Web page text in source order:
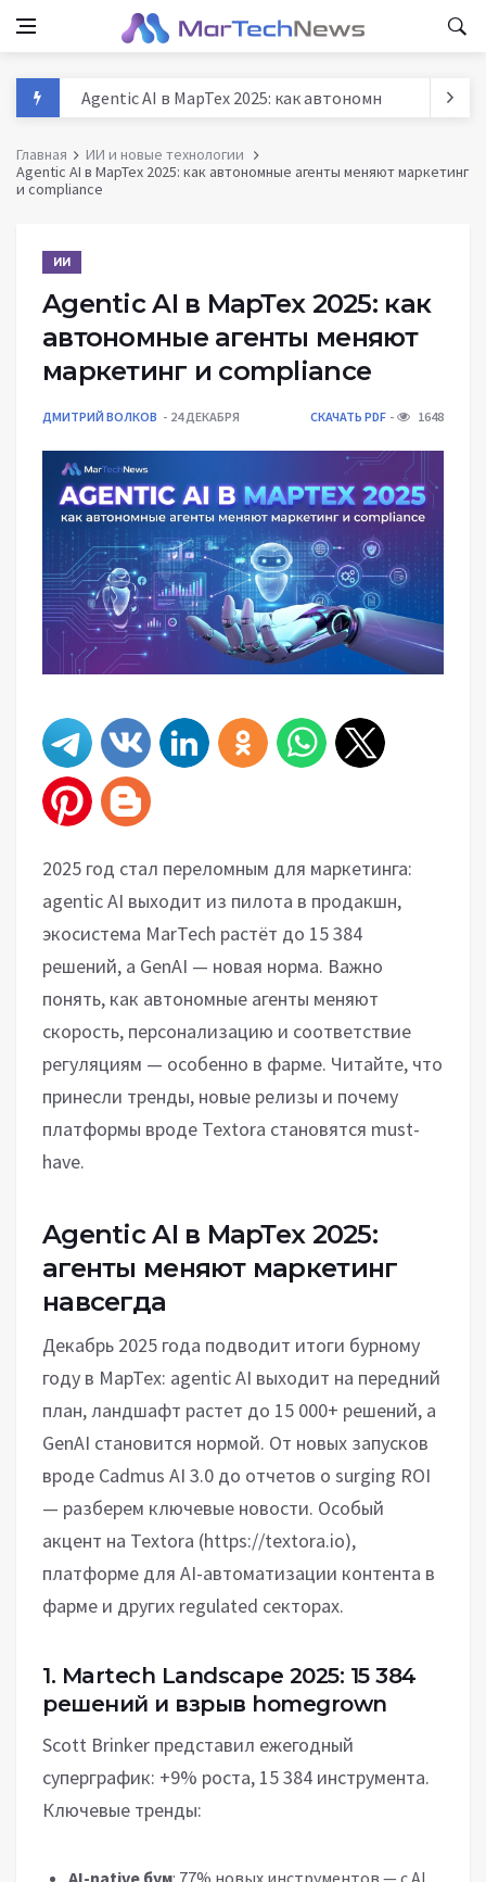
Agentic AI в МарТех 2025: как автономные агенты
MarTech: как технологии трансформируют
Главная
ИИ и новые технологии
Agentic AI в МарТех 2025: как автономные агенты меняют маркетинг
и compliance
ИИ
Agentic AI в МарТех 2025: как
автономные агенты меняют
маркетинг и compliance
ДМИТРИЙ ВОЛКОВ 24 ДЕКАБРЯ СКАЧАТЬ PDF 1648
2025 год стал переломным для маркетинга:
agentic AI выходит из пилота в продакшн,
экосистема MarTech растёт до 15 384
решений, а GenAI — новая норма. Важно
понять, как автономные агенты меняют
скорость, персонализацию и соответствие
регуляциям — особенно в фарме. Читайте, что
принесли тренды, новые релизы и почему
платформы вроде Textora становятся must-
have.
Agentic AI в МарТех 2025:
агенты меняют маркетинг
навсегда
Декабрь 2025 года подводит итоги бурному
году в МарТех: agentic AI выходит на передний
план, ландшафт растет до 15 000+ решений, а
GenAI становится нормой. От новых запусков
вроде Cadmus AI 3.0 до отчетов о surging ROI
— разберем ключевые новости. Особый
акцент на Textora (https://textora.io),
платформе для AI-автоматизации контента в
фарме и других regulated секторах.
1. Martech Landscape 2025: 15 384
решений и взрыв homegrown
Scott Brinker представил ежегодный
суперграфик: +9% роста, 15 384 инструмента.
Ключевые тренды: